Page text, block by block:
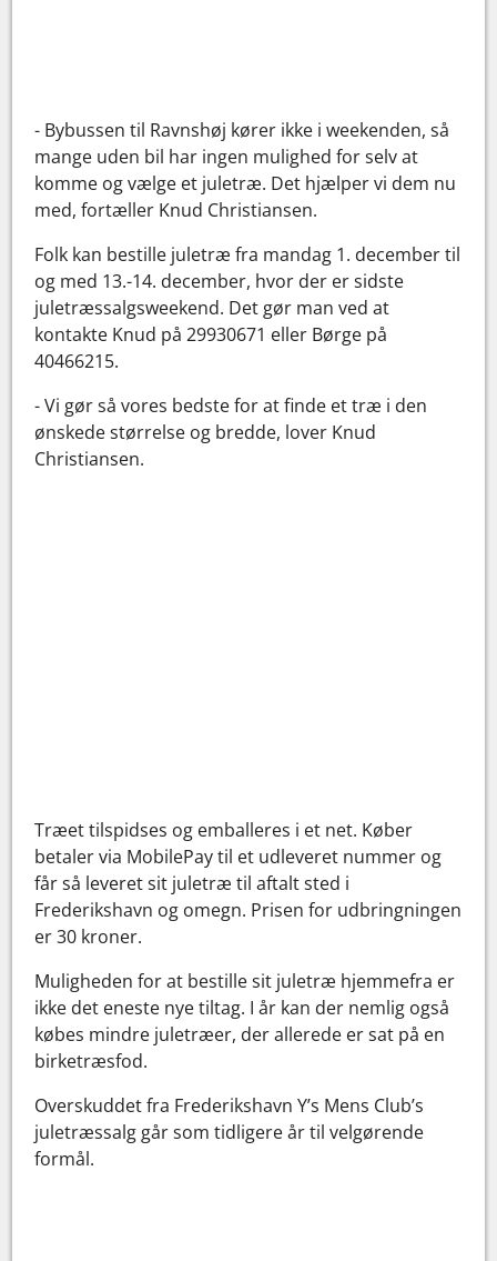
- Bybussen til Ravnshøj kører ikke i weekenden, så
mange uden bil har ingen mulighed for selv at
komme og vælge et juletræ. Det hjælper vi dem nu
med, fortæller Knud Christiansen.
Folk kan bestille juletræ fra mandag 1. december til
og med 13.-14. december, hvor der er sidste
juletræssalgsweekend. Det gør man ved at
kontakte Knud på 29930671 eller Børge på
40466215.
- Vi gør så vores bedste for at finde et træ i den
ønskede størrelse og bredde, lover Knud
Christiansen.
Træet tilspidses og emballeres i et net. Køber
betaler via MobilePay til et udleveret nummer og
får så leveret sit juletræ til aftalt sted i
Frederikshavn og omegn. Prisen for udbringningen
er 30 kroner.
Muligheden for at bestille sit juletræ hjemmefra er
ikke det eneste nye tiltag. I år kan der nemlig også
købes mindre juletræer, der allerede er sat på en
birketræsfod.
Overskuddet fra Frederikshavn Y’s Mens Club’s
juletræssalg går som tidligere år til velgørende
formål.